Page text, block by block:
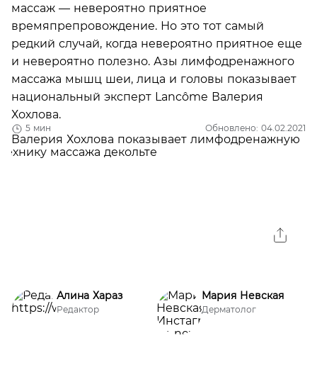
5 мин Обновлено: 04.02.2021
массаж — невероятно приятное
времяпрепровождение. Но это тот самый
редкий случай, когда невероятно приятное еще
и невероятно полезно. Азы лимфодренажного
массажа мышц шеи, лица и головы показывает
национальный эксперт Lancôme Валерия
Хохлова.
Алина Хараз
Редактор
Мария Невская
Дерматолог